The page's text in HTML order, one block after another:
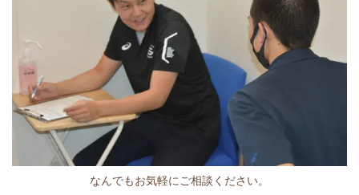
なんでもお気軽にご相談ください。